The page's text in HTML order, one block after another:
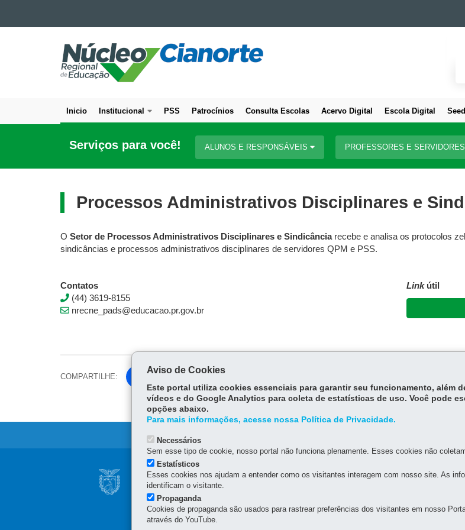
Ir para a navegação
Ir para a busca
NÚCLEO
REGIONAL
DE
CIANORTE
Navegação
principal
Inicio Institucional PSS Patrocínios Consulta Escolas Acervo Digital Escola Digital
Serviços para você! ALUNOS E RESPONSÁVEIS PROFESSORES E SERVIDORES
Processos Administrativos Disciplinares e
O Setor de Processos Administrativos Disciplinares e Sindicânciarecebe e analisa os protocolos
sindicâncias e processos administrativos disciplinares de servidores QPM e PSS.
Contatos
(44) 3619-8155
nrecne_pads@educacao.pr.gov.br
Linkútil
COMPARTILHE:
ce
bo
ok
Tw
itt
Navegação
principal
NÚCLEO REGIONAL DE EDUCAÇÃO DE CIANORTE
Avenida Brasil, 2185
87.201-100
Cianorte PR
(44) 3619-8100
Aviso de Cookies
Este portal utiliza cookies essenciais para garantir seu funcionamento, além
vídeos e do Google Analytics para coleta de estatísticas de uso. Você pode
opções abaixo.
Para mais informações, acesse nossa Política de Privacidade.
Necessários
Sem esse tipo de cookie, nosso portal não funciona plenamente. Esses cookies não
Estatísticos
Esses cookies nos ajudam a entender como os visitantes interagem com nosso site. As
identificam o visitante.
Propaganda
Cookies de propaganda são usados para rastrear preferências dos visitantes em nosso
através do YouTube.